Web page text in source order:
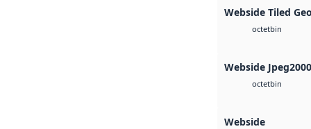
Webside Tiled
octetbin
Webside Jpeg2000
octetbin
Webside